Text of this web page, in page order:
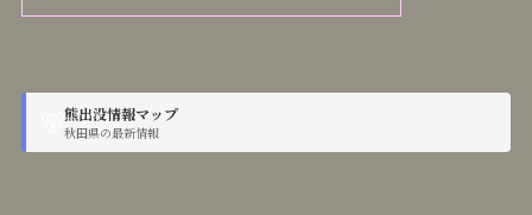
熊出没情報マップ
秋田県の最新情報